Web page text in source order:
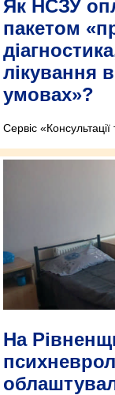
Як НСЗУ
пакетом
лікування
умовах»?
Сервіс «Консультації
На